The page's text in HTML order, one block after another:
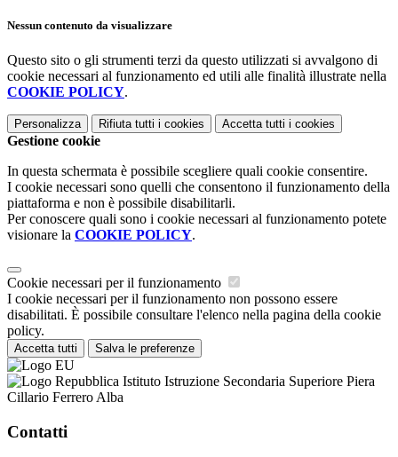
Nessun contenuto da visualizzare
Questo sito o gli strumenti terzi da questo utilizzati si avvalgono di
cookie necessari al funzionamento ed utili alle finalità illustrate nella
COOKIE POLICY.
Personalizza Rifiuta tutti i cookies Accetta tutti i cookies
Gestione cookie
In questa schermata è possibile scegliere quali cookie consentire.
I cookie necessari sono quelli che consentono il funzionamento della
piattaforma e non è possibile disabilitarli.
Per conoscere quali sono i cookie necessari al funzionamento potete
visionare la COOKIE POLICY.
Cookie necessari per il funzionamento
I cookie necessari per il funzionamento non possono essere
disabilitati. È possibile consultare l'elenco nella pagina della cookie
policy.
Accetta tutti Salva le preferenze
Istituto Istruzione Secondaria Superiore Piera
Cillario Ferrero Alba
Contatti